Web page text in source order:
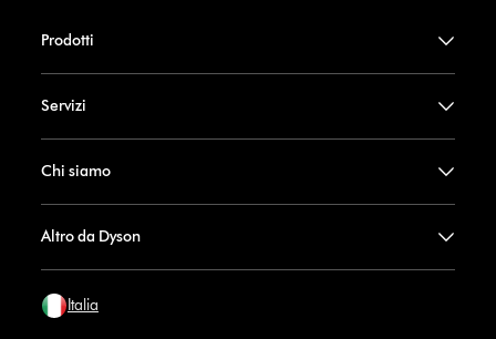
Prodotti
Servizi
Chi siamo
Altro da Dyson
Italia